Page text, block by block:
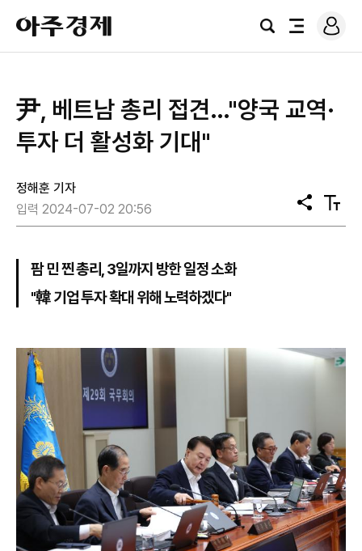
아
주
경
검
전
로
그
尹, 베트남 총리 접견…"양국 교역·
투자 더 활성화 기대"
정해훈 기자
입력 2024-07-02 20:56
공
유
텍
스
팜 민 찐 총리, 3일까지 방한 일정 소화
"韓 기업 투자 확대 위해 노력하겠다"